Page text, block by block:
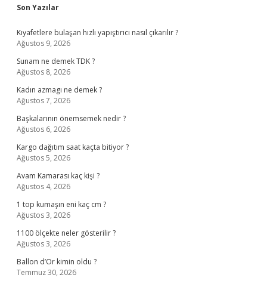
Sidebar
Son Yazılar
Kıyafetlere bulaşan hızlı yapıştırıcı nasıl çıkarılır ?
Ağustos 9, 2026
Sunam ne demek TDK ?
Ağustos 8, 2026
Kadın azmagı ne demek ?
Ağustos 7, 2026
Başkalarının önemsemek nedir ?
Ağustos 6, 2026
Kargo dağıtım saat kaçta bitiyor ?
Ağustos 5, 2026
Avam Kamarası kaç kişi ?
Ağustos 4, 2026
1 top kumaşın eni kaç cm ?
Ağustos 3, 2026
1100 ölçekte neler gösterilir ?
Ağustos 3, 2026
Ballon d’Or kimin oldu ?
Temmuz 30, 2026